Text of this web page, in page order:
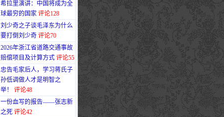
希拉里演讲：中国将成为全
球最穷的国家 评论128
刘少奇之子谈毛泽东为什么
要打倒刘少奇 评论70
2026年浙江省道路交通事故
赔偿项目及计算方式 评论55
忠告毛家后人，学习蒋氏子
孙低调做人才是明智之
举！
评论48
一份血写的报告——张志新
之死 评论42